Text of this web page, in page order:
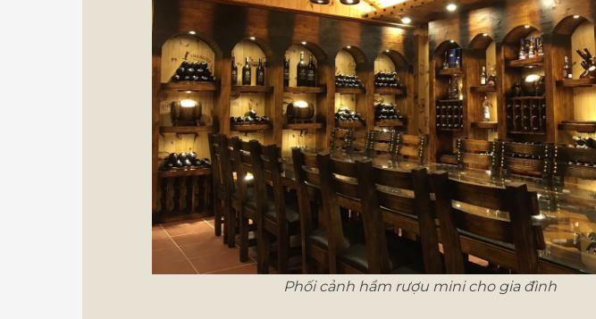
Phối cảnh hầm rượu mini cho gia đình